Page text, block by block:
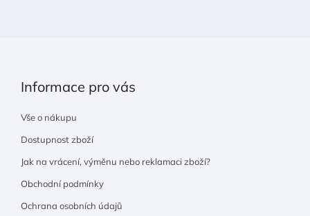
Informace pro vás
Vše o nákupu
Dostupnost zboží
Jak na vrácení, výměnu nebo reklamaci zboží?
Obchodní podmínky
Ochrana osobních údajů